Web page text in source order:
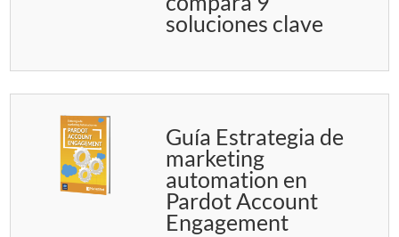
soluciones clave
Guía Estrategia de
marketing
automation en
Pardot Account
Engagement